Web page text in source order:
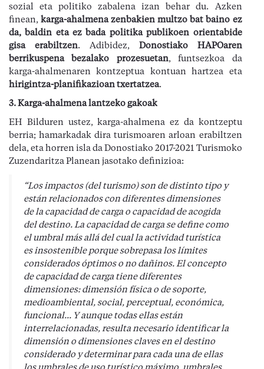
sozial eta politiko zabalena izan behar du. Azken
finean,karga-ahalmena zenbakien multzo bat baino ez
da, baldin eta ez bada politika publikoen orientabide
gisa erabiltzen. Adibidez, Donostiako HAPOaren
berrikuspena bezalako prozesuetan, funtsezkoa da
karga-ahalmenaren kontzeptua kontuan hartzea eta
hirigintza-planifikazioan txertatzea.
3. Karga-ahalmena lantzeko gakoak
EH Bilduren ustez, karga-ahalmena ez da kontzeptu
berria; hamarkadak dira turismoaren arloan erabiltzen
dela, eta horren isla da Donostiako 2017-2021 Turismoko
Zuzendaritza Planean jasotako definizioa:
“Los impactos (del turismo) son de distinto tipo y
están relacionados con diferentes dimensiones
de la capacidad de carga o capacidad de acogida
del destino. La capacidad de carga se define como
el umbral más allá del cual la actividad turística
es insostenible porque sobrepasa los límites
considerados óptimos o no dañinos. El concepto
de capacidad de carga tiene diferentes
dimensiones: dimensión física o de soporte,
medioambiental, social, perceptual, económica,
funcional... Y aunque todas ellas están
interrelacionadas, resulta necesario identificar la
dimensión o dimensiones claves en el destino
considerado y determinar para cada una de ellas